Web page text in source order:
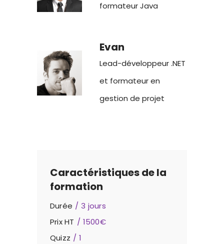
formateur Java
Evan
Lead-développeur .NET
et formateur en
gestion de projet
Caractéristiques de la
formation
Durée
3 jours
Prix HT
1500€
Quizz
1